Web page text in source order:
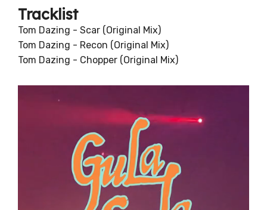
Tracklist
Tom Dazing - Scar (Original Mix)
Tom Dazing - Recon (Original Mix)
Tom Dazing - Chopper (Original Mix)